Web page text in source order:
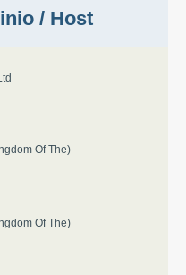
/ Host
Of The)
Of The)